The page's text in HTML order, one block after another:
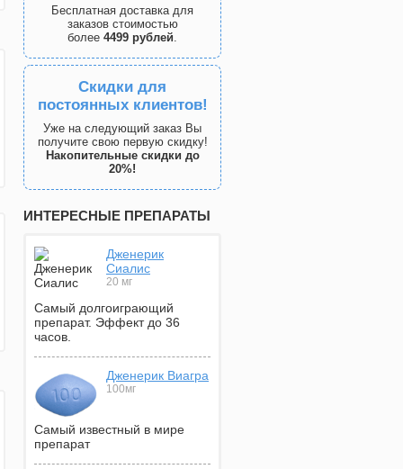
Бесплатная доставка для
заказов стоимостью
более 4499 рублей.
Скидки для
постоянных клиентов!
Уже на следующий заказ Вы
получите свою первую скидку!
Накопительные скидки до
20%!
ИНТЕРЕСНЫЕ ПРЕПАРАТЫ
Дженерик
Сиалис
20 мг
Самый долгоиграющий
препарат. Эффект до 36
часов.
Дженерик Виагра
100мг
Самый известный в мире
препарат